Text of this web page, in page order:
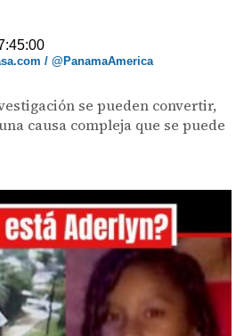
/ @PanamaAmerica
se pueden convertir,
causa compleja que se puede